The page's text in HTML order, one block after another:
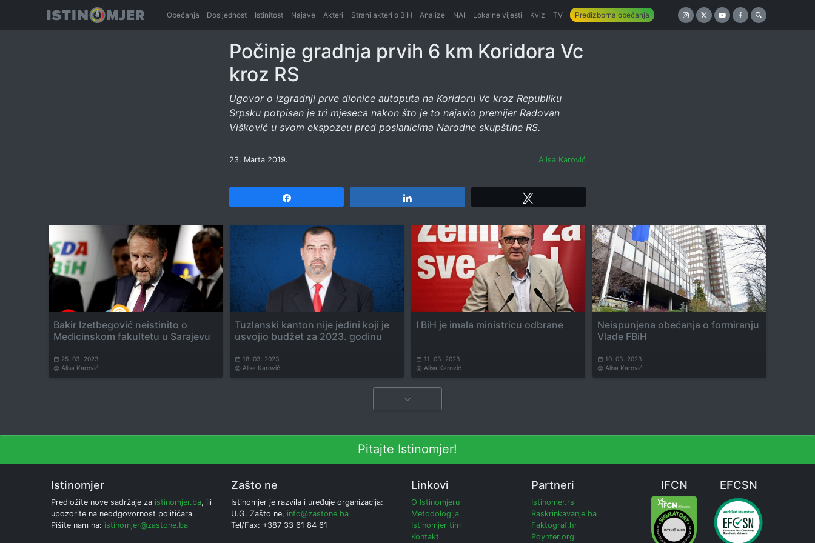
Obećanja Dosljednost Istinitost Najave Akteri Strani akteri o BiH Analize NAI Lokalne vijesti Kviz TV Predizborna obećanja
Počinje gradnja prvih 6 km Koridora Vc
kroz RS
Ugovor o izgradnji prve dionice autoputa na Koridoru Vc kroz Republiku
Srpsku potpisan je tri mjeseca nakon što je to najavio premijer Radovan
Višković u svom ekspozeu pred poslanicima Narodne skupštine RS.
23. Marta 2019. Alisa Karović
Bakir Izetbegović neistinito o
Medicinskom fakultetu u Sarajevu
25. 03. 2023
Alisa Karović
Tuzlanski kanton nije jedini koji je
usvojio budžet za 2023. godinu
18. 03. 2023
Alisa Karović
I BiH je imala ministricu odbrane
11. 03. 2023
Alisa Karović
Neispunjena obećanja o formiranju
Vlade FBiH
10. 03. 2023
Alisa Karović
Pitajte Istinomjer!
Istinomjer
Predložite nove sadržaje za istinomjer.ba, ili
upozorite na neodgovornost političara.
Pišite nam na: istinomjer@zastone.ba
Zašto ne
Istinomjer je razvila i uređuje organizacija:
U.G. Zašto ne, info@zastone.ba
Tel/Fax: +387 33 61 84 61
Linkovi
O Istinomjeru
Metodologija
Istinomjer tim
Kontakt
Partneri
Istinomer.rs
Raskrinkavanje.ba
Faktograf.hr
Poynter.org
IFCN EFCSN